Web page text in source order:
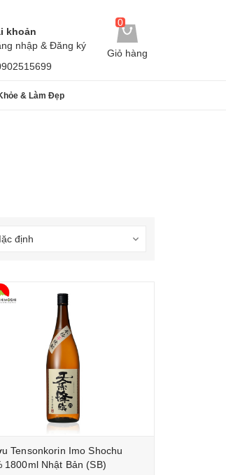
0
Giỏ hàng
khoản
nhập & Đăng ký
& Làm Đẹp
định
Tensonkorin Imo Shochu
1800ml Nhật Bản (SB)